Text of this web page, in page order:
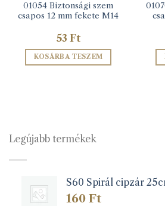
01054 Biztonsági szem
csapos 12 mm fekete M14
53 Ft
KOSÁRBA TESZEM
Legújabb termékek
S60 Spirál cipzár
160 Ft